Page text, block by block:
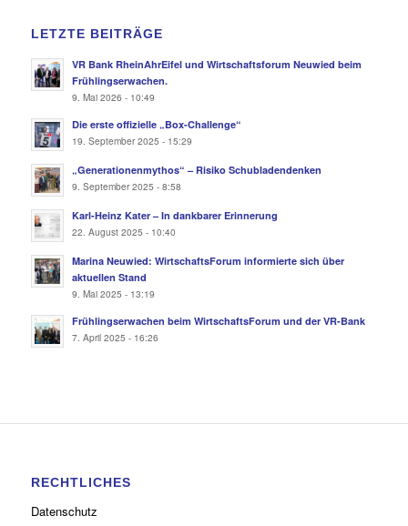
LETZTE BEITRÄGE
VR Bank RheinAhrEifel und Wirtschaftsforum Neuwied beim
Frühlingserwachen.
9. Mai 2026 - 10:49
Die erste offizielle „Box-Challenge“
19. September 2025 - 15:29
„Generationenmythos“ – Risiko Schubladendenken
9. September 2025 - 8:58
Karl-Heinz Kater – In dankbarer Erinnerung
22. August 2025 - 10:40
Marina Neuwied: WirtschaftsForum informierte sich über
aktuellen Stand
9. Mai 2025 - 13:19
Frühlingserwachen beim WirtschaftsForum und der VR-Bank
7. April 2025 - 16:26
RECHTLICHES
Datenschutz